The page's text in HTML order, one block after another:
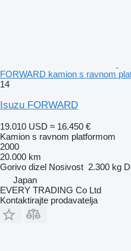
FORWARD kamion s ravnom
14
Isuzu FORWARD
19.010 USD ≈ 16.450 €
Kamion s ravnom platformom
2000
20.000 km
Gorivo dizel Nosivost 2.300 kg
Japan
EVERY TRADING Co Ltd
Kontaktirajte prodavatelja